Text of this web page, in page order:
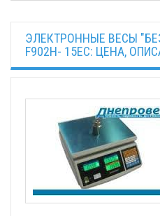
ЭЛЕКТРОННЫЕ ВЕСЫ
F902H- 15EC: ЦЕНА,